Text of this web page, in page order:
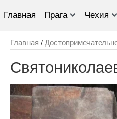
Главная Прага Чехия
Главная /